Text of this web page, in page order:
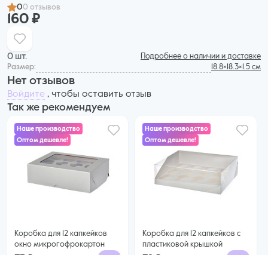
00 отзывов
160 ₽
0 шт.
Подробнее о наличии и доставке
Размер:
18.8×18.3×1.5 см
Нет отзывов
Войдите , чтобы оставить отзыв
Так же рекомендуем
Наше производство
Оптом дешевле!
Коробка для 12 капкейков
окно микрогофрокартон
73 ₽
60 ₽ за шт. при заказе от 25 шт.
Купить оптом
Наше производство
Оптом дешевле!
Коробка для 12 капкейков с
пластиковой крышкой
72 ₽
68 ₽ за шт. при заказе от 50 шт.
Купить оптом